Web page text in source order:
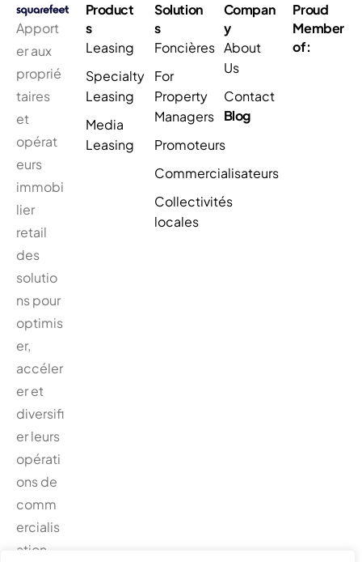
Apport
er aux
proprié
taires
et
opérat
eurs
immobi
lier
retail
des
solutio
ns pour
optimis
er,
accéler
er et
diversifi
er leurs
opérati
ons de
comm
ercialis
ation.
Product
s
Leasing
Specialty
Leasing
Media
Leasing
Solution
s
Foncières
For
Property
Managers
Promoteurs
Commercialisateurs
Collectivités
locales
Compan
y
About
Us
Contact
Blog
Proud
Member
of: